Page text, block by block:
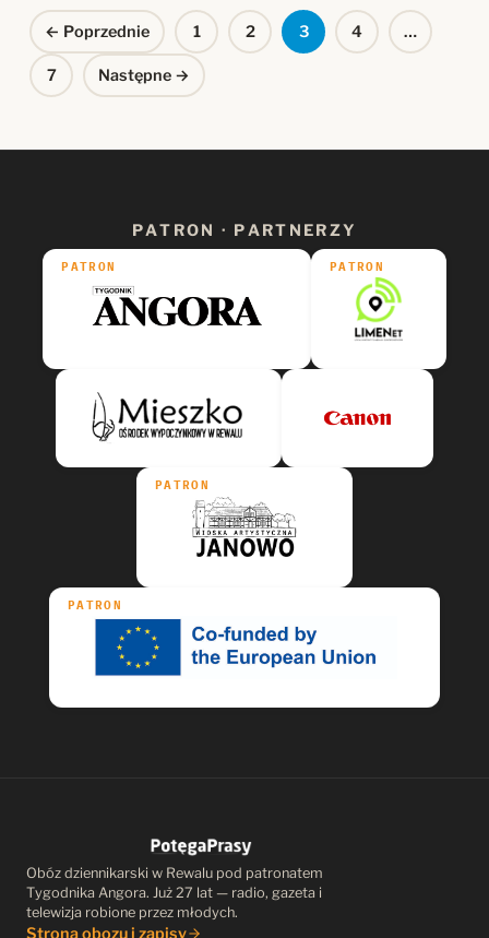
Stronicowanie
wpisów
← Poprzednie 1 2 3 4 …
7 Następne →
PATRON · PARTNERZY
PATRON PATRON
PATRON
PATRON
Obóz dziennikarski w Rewalu pod patronatem
Tygodnika Angora. Już 27 lat — radio, gazeta i
telewizja robione przez młodych.
Strona obozu i zapisy